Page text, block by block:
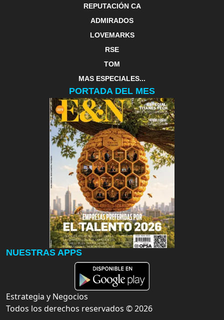
REPUTACIÓN CA
ADMIRADOS
LOVEMARKS
RSE
TOM
MAS ESPECIALES...
PORTADA DEL MES
NUESTRAS APPS
Estrategia y Negocios
Todos los derechos reservados ©2026